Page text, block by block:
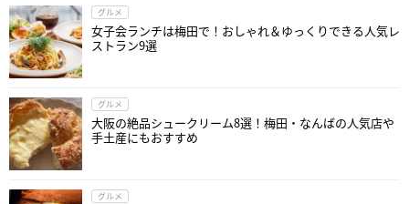
グルメ
女子会ランチは梅田で！おしゃれ＆ゆっくりできる人気レ
ストラン9選
グルメ
大阪の絶品シュークリーム8選！梅田・なんばの人気店や
手土産にもおすすめ
グルメ